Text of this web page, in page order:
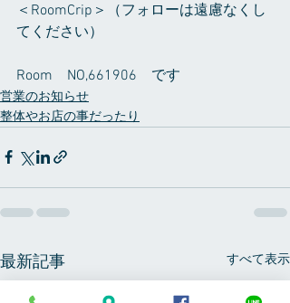
＜RoomCrip＞（フォローは遠慮なくし
てください）
Room　NO,661906　です
営業のお知らせ
整体やお店の事だったり
最新記事 すべて表示